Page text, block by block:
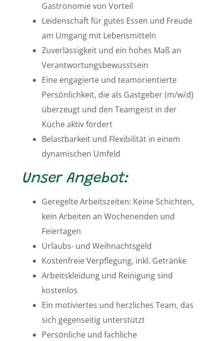
Gastronomie von Vorteil
Leidenschaft für gutes Essen und Freude
am Umgang mit Lebensmitteln
Zuverlässigkeit und ein hohes Maß an
Verantwortungsbewusstsein
Eine engagierte und teamorientierte
Persönlichkeit, die als Gastgeber (m/w/d)
überzeugt und den Teamgeist in der
Küche aktiv fördert
Belastbarkeit und Flexibilität in einem
dynamischen Umfeld
Unser Angebot:
Geregelte Arbeitszeiten: Keine Schichten,
kein Arbeiten an Wochenenden und
Feiertagen
Urlaubs- und Weihnachtsgeld
Kostenfreie Verpflegung, inkl. Getränke
Arbeitskleidung und Reinigung sind
kostenlos
Ein motiviertes und herzliches Team, das
sich gegenseitig unterstützt
Persönliche und fachliche